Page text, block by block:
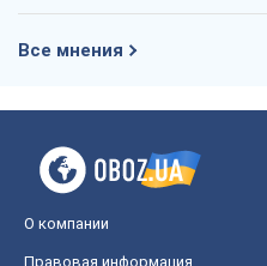
Все мнения
О компании
Правовая информация